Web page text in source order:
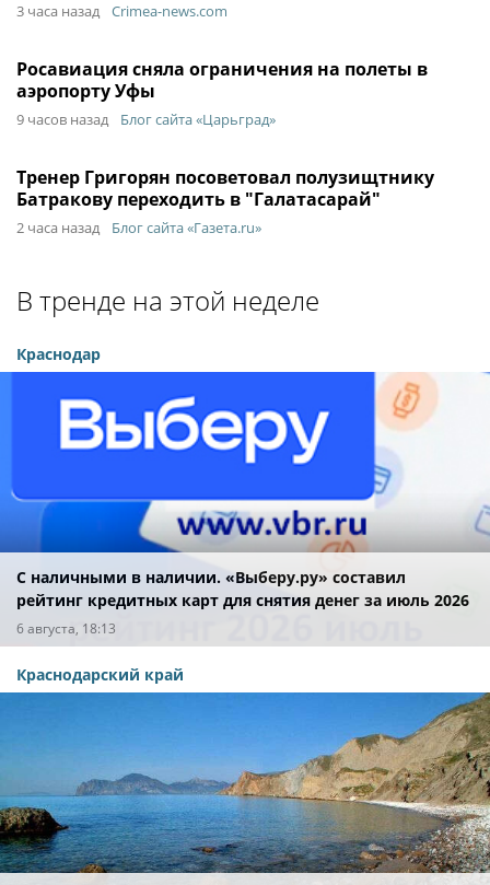
3 часа назад Crimea-news.com
Росавиация сняла ограничения на полеты в
аэропорту Уфы
9 часов назад Блог сайта «Царьград»
Тренер Григорян посоветовал полузищтнику
Батракову переходить в "Галатасарай"
2 часа назад Блог сайта «Газета.ru»
В тренде на этой неделе
Краснодар
С наличными в наличии. «Выберу.ру» составил
рейтинг кредитных карт для снятия денег за июль 2026
года
6 августа, 18:13
Краснодарский край